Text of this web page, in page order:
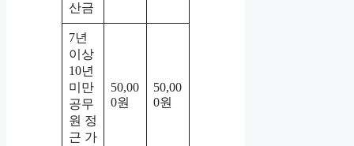
산금
7년
이상
10년
미만
공무
원 정
근 가
50,00
0원
50,00
0원